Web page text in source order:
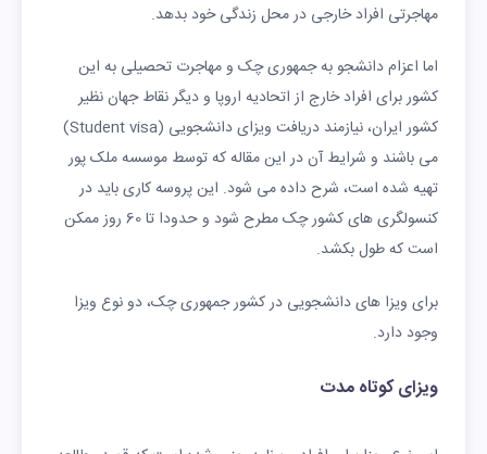
مهاجرتی افراد خارجی در محل زندگی خود بدهد.
اما اعزام دانشجو به جمهوری چک و مهاجرت تحصیلی به این
کشور برای افراد خارج از اتحادیه اروپا و دیگر نقاط جهان نظیر
کشور ایران، نیازمند دریافت ویزای دانشجویی (Student visa)
می باشند و شرایط آن در این مقاله که توسط موسسه ملک پور
تهیه شده است، شرح داده می شود. این پروسه کاری باید در
کنسولگری های کشور چک مطرح شود و حدودا تا 60 روز ممکن
است که طول بکشد.
برای ویزا های دانشجویی در کشور جمهوری چک، دو نوع ویزا
وجود دارد.
ویزای کوتاه مدت